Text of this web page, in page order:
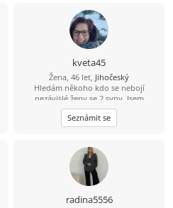
kveta45
Žena, 46 let, Jihočeský
Hledám někoho kdo se nebojí
nezávislé ženy se 2 syny. Jsem
pracovitá, usměvavá, zodpovědná
máma. Já a kluci hledáme parťáka se
smyslem pro zodpovědnost,
kamaráda.
Seznámit se
radina5556